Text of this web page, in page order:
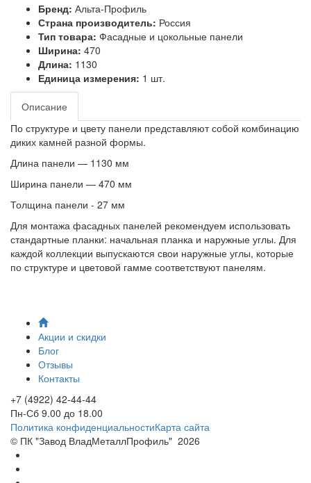
Бренд: Альта-Профиль
Страна производитель: Россия
Тип товара: Фасадные и цокольные панели
Ширина: 470
Длина: 1130
Единица измерения: 1 шт.
Описание
По структуре и цвету панели представляют собой комбинацию
диких камней разной формы.
Длина панели — 1130 мм
Ширина панели — 470 мм
Толщина панели - 27 мм
Для монтажа фасадных панелей рекомендуем использовать
стандартные планки: начальная планка и наружные углы. Для
каждой коллекции выпускаются свои наружные углы, которые
по структуре и цветовой гамме соответствуют панелям.
Акции и скидки
Блог
Отзывы
Контакты
+7 (4922) 42-44-44
Пн-Сб 9.00 до 18.00
Политика конфиденциальностиКарта сайта
© ПК "Завод ВладМеталлПрофиль" 2026